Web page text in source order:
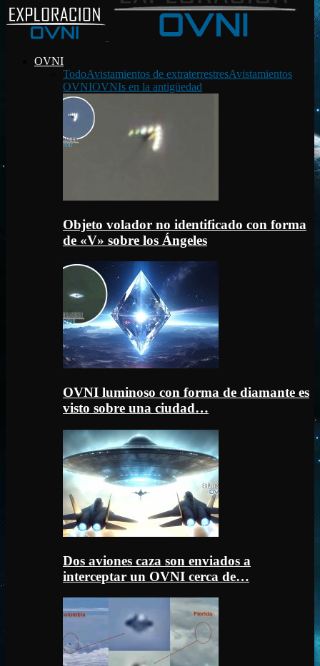
OVNI
TodoAvistamientos de extraterrestresAvistamientos
OVNIOVNIs en la antigüedad
Objeto volador no identificado con forma
de «V» sobre los Ángeles
OVNI luminoso con forma de diamante es
visto sobre una ciudad…
Dos aviones caza son enviados a
interceptar un OVNI cerca de…